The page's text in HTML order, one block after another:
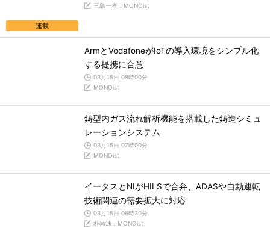
連載
三島一孝，MONOist
ArmとVodafoneがIoTの導入環境をシンプル化
する提携に合意
03月15日 08時00分
MONOist
鋳型内ガス流れ解析機能を搭載した鋳造シミュ
レーションシステム
03月15日 07時00分
MONOist
イータスとNIがHILSで合弁、ADASや自動運転
技術関連の需要拡大に対応
03月15日 06時30分
朴尚洙，MONOist